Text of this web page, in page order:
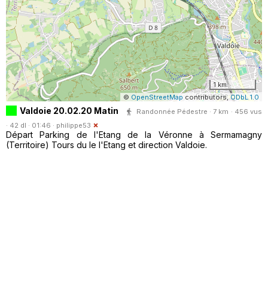
1 km
© OpenStreetMap contributors,ODbL 1.0
Valdoie 20.02.20 Matin
Randonnée Pédestre · 7 km · 456 vus
· 42 dl · 01:46 · philippe53
Départ Parking de l'Etang de la Véronne à Sermamagny
(Territoire) Tours du le l'Etang et direction Valdoie.